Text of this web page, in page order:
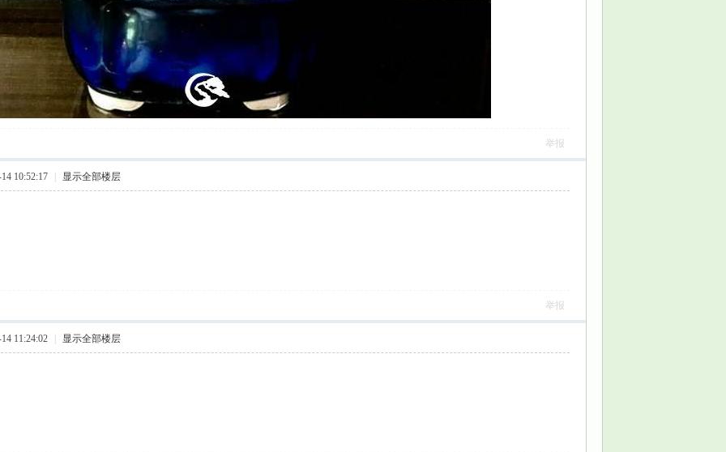
举报
10:52:17 显示全部楼层
举报
11:24:02 显示全部楼层